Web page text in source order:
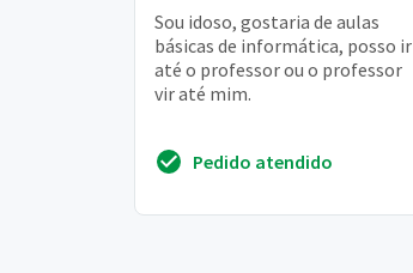
Sou idoso, gostaria de aulas
básicas de informática, posso ir
até o professor ou o professor
vir até mim.
Pedido atendido